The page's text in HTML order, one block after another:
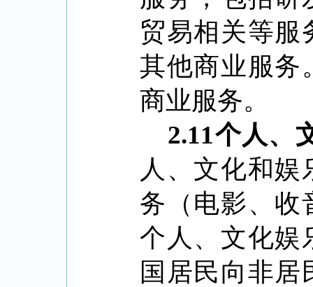
贸易相关等服
其他商业服务
商业服务。
2.11个人、
人、文化和
务（电影、收
个人、文化娱
国居民向非